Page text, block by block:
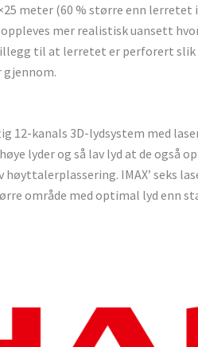
meter (60 % større enn
mer realistisk uansett
til at lerretet er perforert slik
12-kanals 3D-lydsystem med
lyder og så lav lyd at de også
IMAX’ seks
område med optimal lyd enn